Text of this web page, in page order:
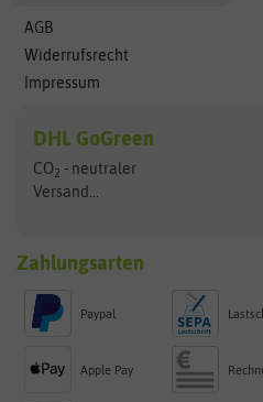
AGB
Widerrufsrecht
Impressum
DHL GoGreen
CO2 - neutraler
Versand...
Zahlungsarten
Paypal
Apple Pay